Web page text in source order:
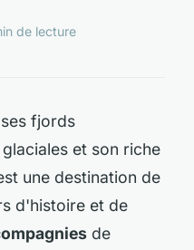
de lecture
fjords
et son riche
une destination de
d'histoire et de
de